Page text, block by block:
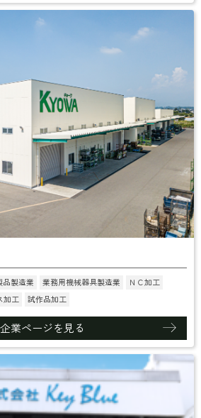
品製造業 業務用機械器具製造業
ＮＣ加工
加工 試作品加工
企業ページを見る